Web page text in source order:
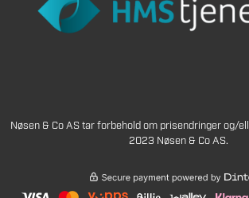
Nøsen & Co AS tar forbehold om prisendringer og/
2023 Nøsen & Co AS.